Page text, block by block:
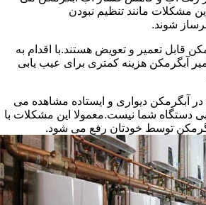
مشکلات مانند تنظیم نبودن
شوند.
قابل تعمیر و تعویض هستند.با اقدام به
آبگرمکن هزینه کمتری برای عیب یابی
آبگرمکن دیواری و ایستاده مشاهده می
دستگاه شما نیست.معمولا این مشکلات با
توسط خودتان رفع می شود.